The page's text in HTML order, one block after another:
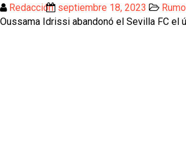
Redacción septiembre 18, 2023
Oussama Idrissi abandonó el Sevilla FC